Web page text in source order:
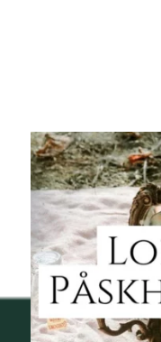
Vi skall
I